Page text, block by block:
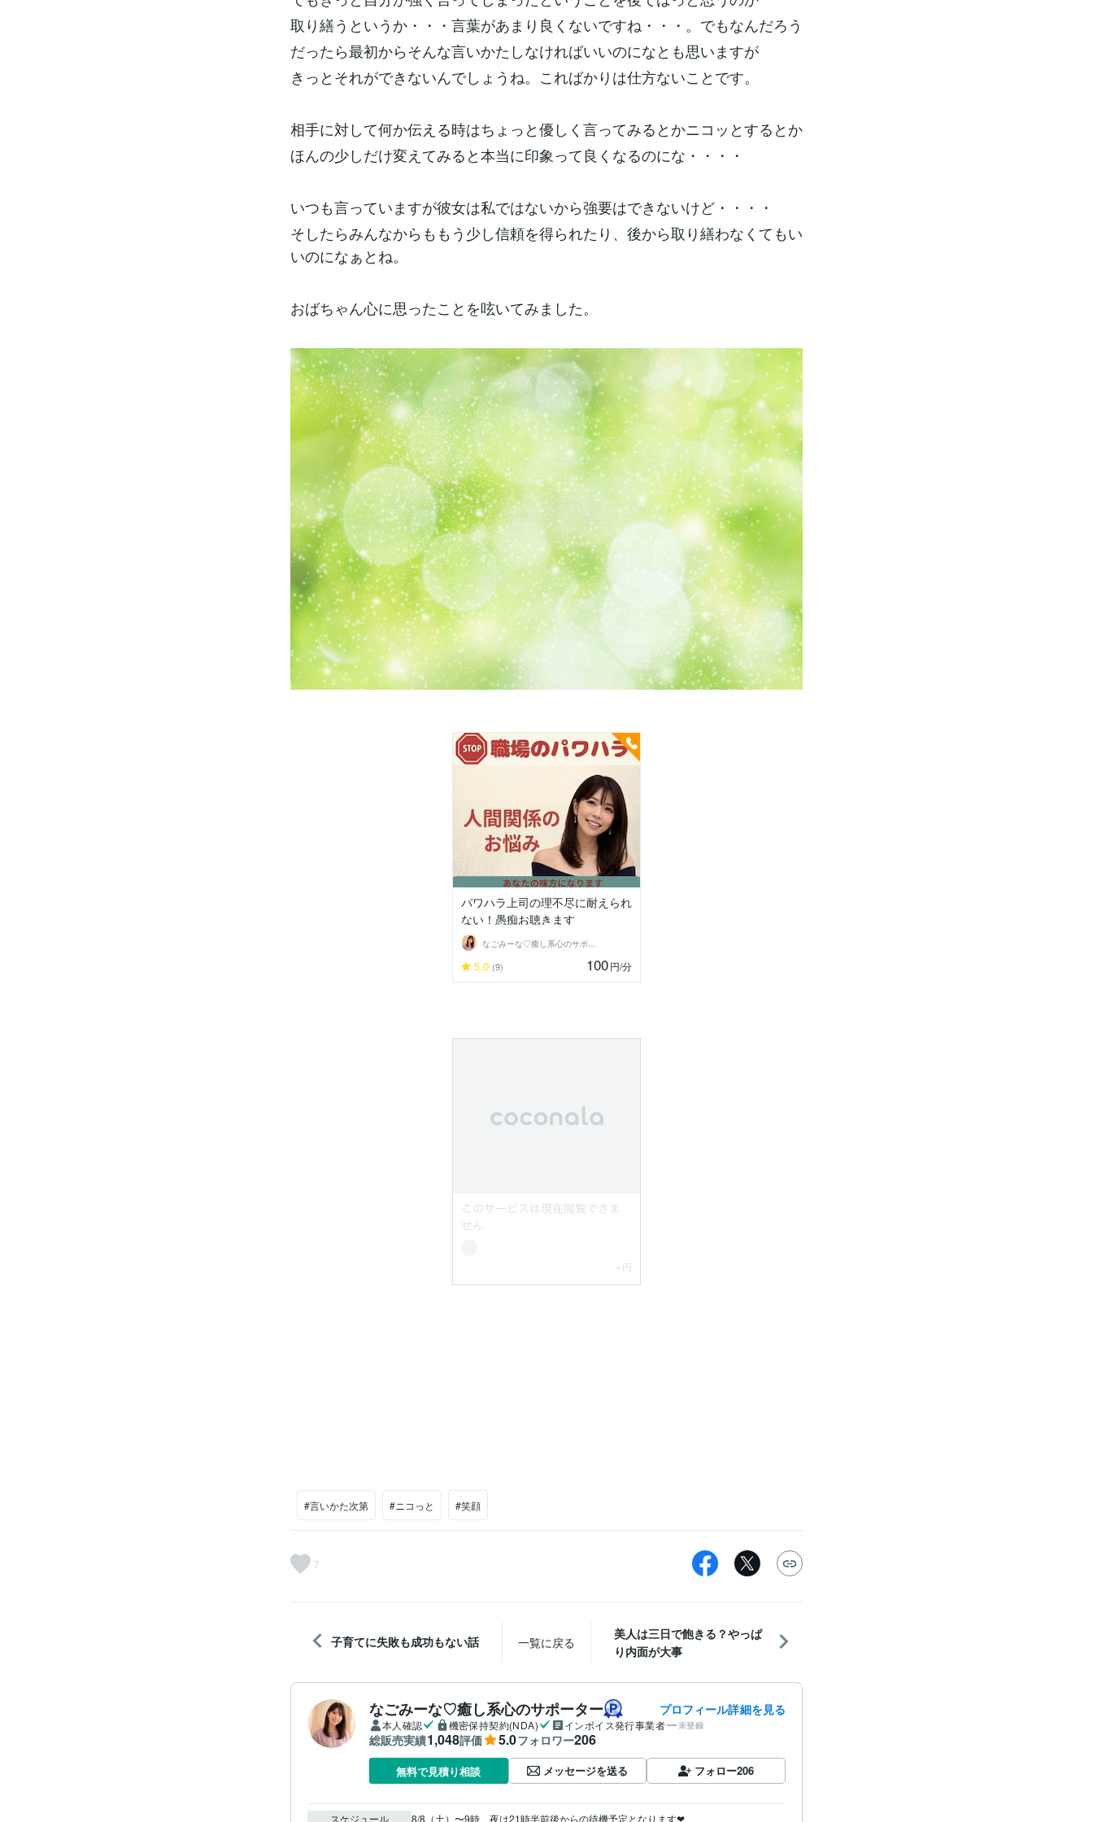
取り繕うというか・・・言葉があまり良くないですね・・・。でもなんだろう
だったら最初からそんな言いかたしなければいいのになとも思いますが
きっとそれができないんでしょうね。こればかりは仕方ないことです。
相手に対して何か伝える時はちょっと優しく言ってみるとかニコッとするとか
ほんの少しだけ変えてみると本当に印象って良くなるのにな・・・・
いつも言っていますが彼女は私ではないから強要はできないけど・・・・
そしたらみんなからももう少し信頼を得られたり、後から取り繕わなくてもい
いのになぁとね。
おばちゃん心に思ったことを呟いてみました。
パワハラ上司の理不尽に耐えられ
ない！愚痴お聴きます
なごみーな♡癒し系心のサポーター
5.0 (9) 100円/分
#言いかた次第 #ニコっと #笑顔
7
子育てに失敗も成功もない話 一覧に戻る
美人は三日で飽きる？やっぱ
り内面が大事
なごみーな♡癒し系心のサポーター プロフィール詳細を見る
本人確認 機密保持契約(NDA) インボイス発行事業者 未登録
総販売実績1,048評価 5.0フォロワー206
無料で見積り相談 メッセージを送る フォロー206
スケジュール 8/8（土）〜9時、夜は21時半前後からの待機予定となります❤︎